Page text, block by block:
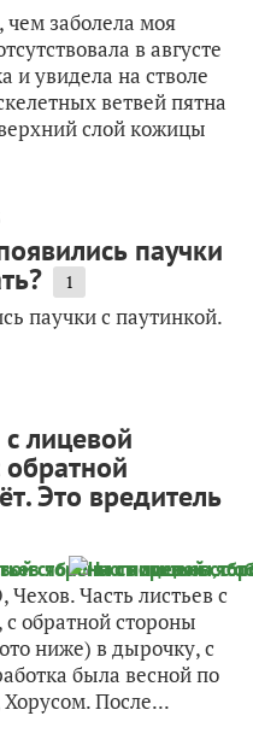
чем заболела моя
в августе
и увидела на стволе
ветвей пятна
слой кожицы
паучки
1
паучки с паутинкой.
лицевой
Это вредитель
Часть листьев с
обратной стороны
ниже) в дырочку, с
была весной по
После...